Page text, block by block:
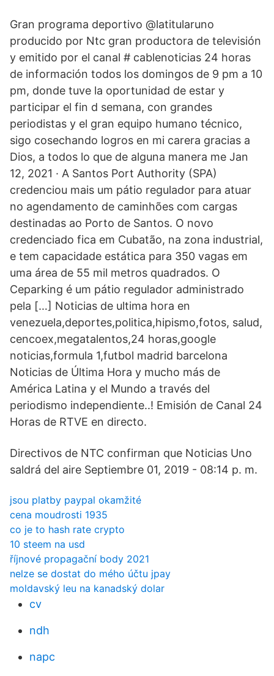
Gran programa deportivo @latitularuno
producido por Ntc gran productora de televisión
y emitido por el canal # cablenoticias 24 horas
de información todos los domingos de 9 pm a 10
pm, donde tuve la oportunidad de estar y
participar el fin d semana, con grandes
periodistas y el gran equipo humano técnico,
sigo cosechando logros en mi carera gracias a
Dios, a todos lo que de alguna manera me Jan
12, 2021 · A Santos Port Authority (SPA)
credenciou mais um pátio regulador para atuar
no agendamento de caminhões com cargas
destinadas ao Porto de Santos. O novo
credenciado fica em Cubatão, na zona industrial,
e tem capacidade estática para 350 vagas em
uma área de 55 mil metros quadrados. O
Ceparking é um pátio regulador administrado
pela […] Noticias de ultima hora en
venezuela,deportes,politica,hipismo,fotos, salud,
cencoex,megatalentos,24 horas,google
noticias,formula 1,futbol madrid barcelona
Noticias de Última Hora y mucho más de
América Latina y el Mundo a través del
periodismo independiente..! Emisión de Canal 24
Horas de RTVE en directo.
Directivos de NTC confirman que Noticias Uno
saldrá del aire Septiembre 01, 2019 - 08:14 p. m.
jsou platby paypal okamžité
cena moudrosti 1935
co je to hash rate crypto
10 steem na usd
říjnové propagační body 2021
nelze se dostat do mého účtu jpay
moldavský leu na kanadský dolar
cv
ndh
napc